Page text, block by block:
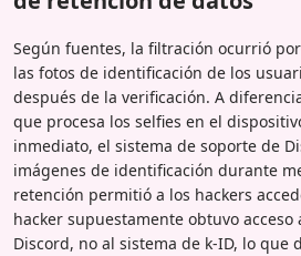
Según fuentes, la filtración ocurrió
las fotos de identificación de los
después de la verificación. A
que procesa los selfies en el
inmediato, el sistema de soporte de
imágenes de identificación durante
retención permitió a los hackers
hacker supuestamente obtuvo
Discord, no al sistema de k-ID, lo que